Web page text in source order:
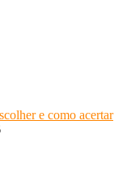
e como acertar